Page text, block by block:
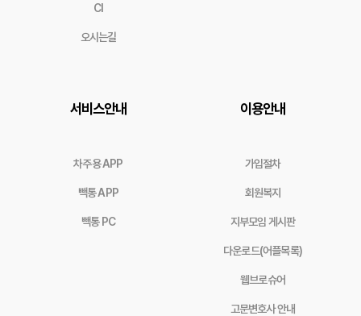
CI
오시는길
서비스안내
차주용 APP
빽통 APP
빽통 PC
이용안내
가입절차
회원복지
지부모임 게시판
다운로드(어플목록)
웹브로슈어
고문변호사 안내